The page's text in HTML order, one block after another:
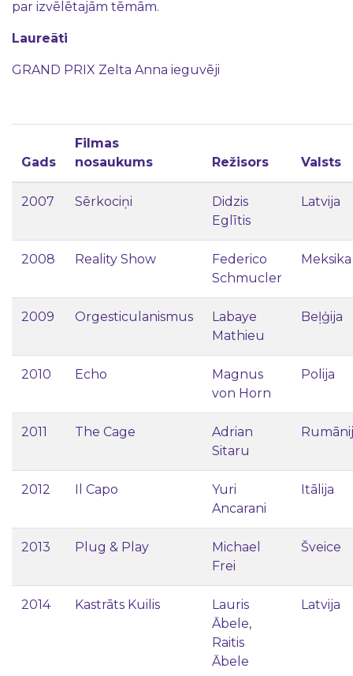
par izvēlētajām tēmām.
Laureāti
GRAND PRIX Zelta Anna ieguvēji
Gads
Filmas
nosaukums
Režisors Valsts
2007 Sērkociņi
Didzis
Eglītis
Latvija
2008 Reality Show
Federico
Schmucler
Meksika
2009 Orgesticulanismus
Labaye
Mathieu
Beļģija
2010 Echo
Magnus
von Horn
Polija
2011 The Cage
Adrian
Sitaru
2012 Il Capo
Yuri
Ancarani
Itālija
2013 Plug & Play
Michael
Frei
Šveice
2014 Kastrāts Kuilis
Lauris
Ābele,
Raitis
Ābele
Latvija